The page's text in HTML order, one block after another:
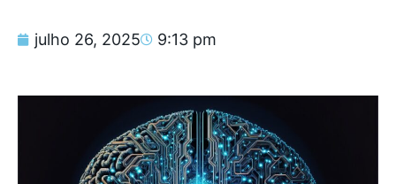
julho 26, 2025 9:13 pm